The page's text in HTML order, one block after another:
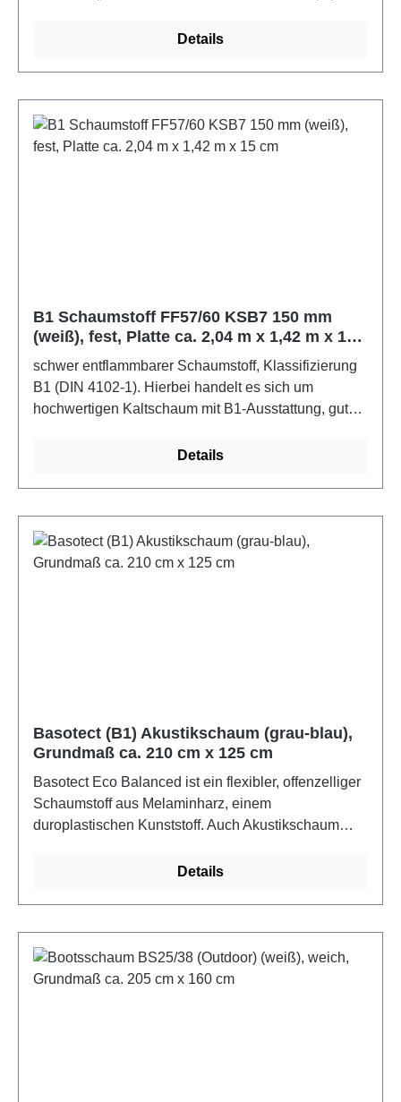
Matratzenkern oder als weicher Sitz. Raumgewicht
waschbar.Spezifikation: schwer entflammbar, B1
(DIN 4102-1)Farbe: rotMaße: ca. 2,04 m x 1,42 m x 6
cm
Details
B1 Schaumstoff FF57/60 KSB7 150 mm
(weiß), fest, Platte ca. 2,04 m x 1,42 m x 15
cm
schwer entflammbarer Schaumstoff, Klassifizierung
B1 (DIN 4102-1). Hierbei handelt es sich um
hochwertigen Kaltschaum mit B1-Ausstattung, gut
Matratzenkern oder als fester Sitz. Raumgewicht 57
waschbar.Spezifikation: schwer entflammbar, B1
(DIN 4102-1)Farbe: weißMaße: ca. 2,04 m x 1,42 m
x 15 cm
Details
Basotect (B1) Akustikschaum (grau-blau),
Grundmaß ca. 210 cm x 125 cm
Basotect Eco Balanced ist ein flexibler, offenzelliger
Schaumstoff aus Melaminharz, einem
duroplastischen Kunststoff. Auch Akustikschaum
und kommt meist als Schallabsorber mit oder ohne
PU-Schaumstoff. Die Vorteile sind die UV
Beständigkeit (kein Vergilben oder Altern), die
definierte und berechenbare Schallabsorption in
Details